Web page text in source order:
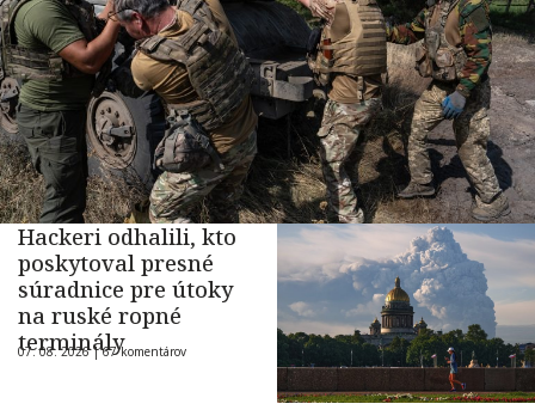
Hackeri odhalili, kto
poskytoval presné
súradnice pre útoky
na ruské ropné
terminály
07. 08. 2026 |67 komentárov